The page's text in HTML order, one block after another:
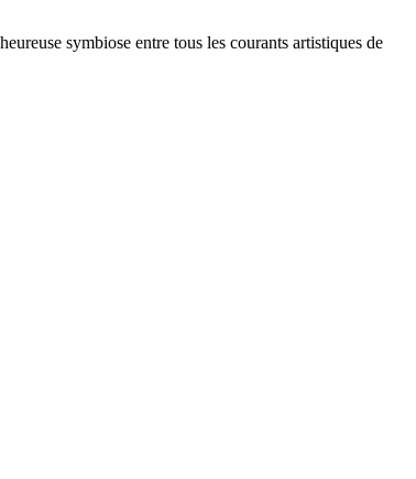
symbiose entre tous les courants artistiques de